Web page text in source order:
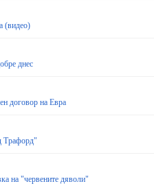
(видео)
днес
договор на Евра
Трафорд"
на "червените дяволи"